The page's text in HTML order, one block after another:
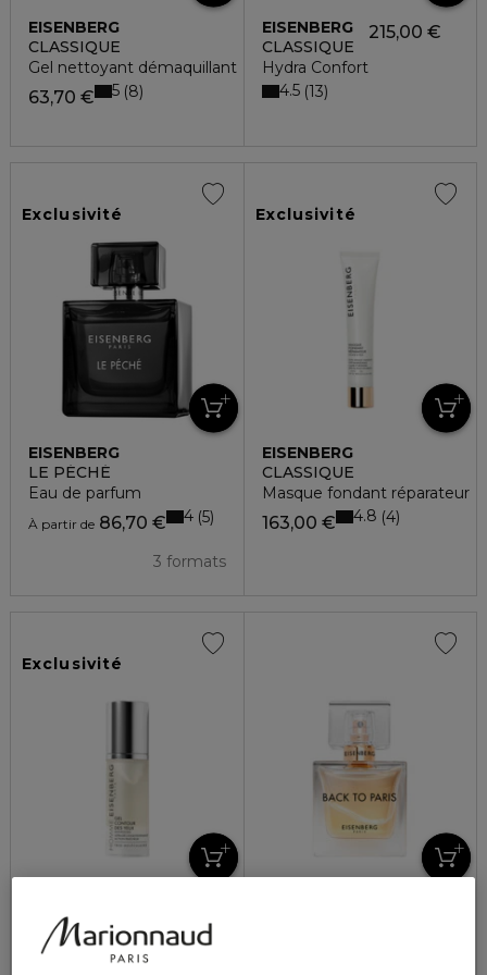
EISENBERG
CLASSIQUE
Gel nettoyant démaquillant
63,70 € 5 8
EISENBERG
CLASSIQUE
Hydra Confort
215,00 €
4.5 13
Exclusivité
EISENBERG
LE PÉCHÉ
Eau de parfum
À partir de 86,70 €
3 formats
4 5
Exclusivité
EISENBERG
CLASSIQUE
Masque fondant réparateur
163,00 € 4.8 4
Exclusivité
HOMME
Gel contour des yeux pour homme
4.2 10